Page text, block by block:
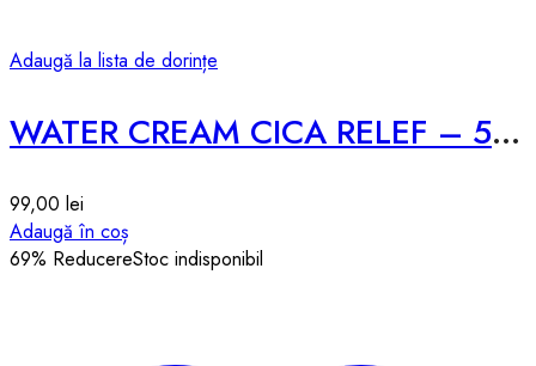
Adaugă la lista de dorințe
WATER CREAM CICA RELEF – 50g
99,00 lei
Adaugă în coș
69% ReducereStoc indisponibil